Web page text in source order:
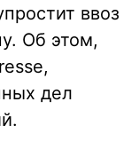
ввоз
Об этом,
дел